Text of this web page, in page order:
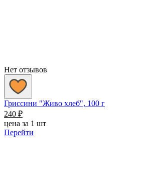
Нет отзывов
Гриссини "Живо хлеб", 100 г
240 ₽
цена за 1 шт
Перейти